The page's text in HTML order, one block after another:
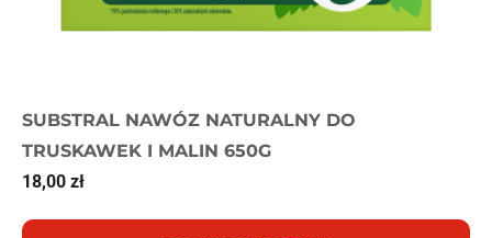
SUBSTRAL NAWÓZ NATURALNY DO
TRUSKAWEK I MALIN 650G
18,00 zł